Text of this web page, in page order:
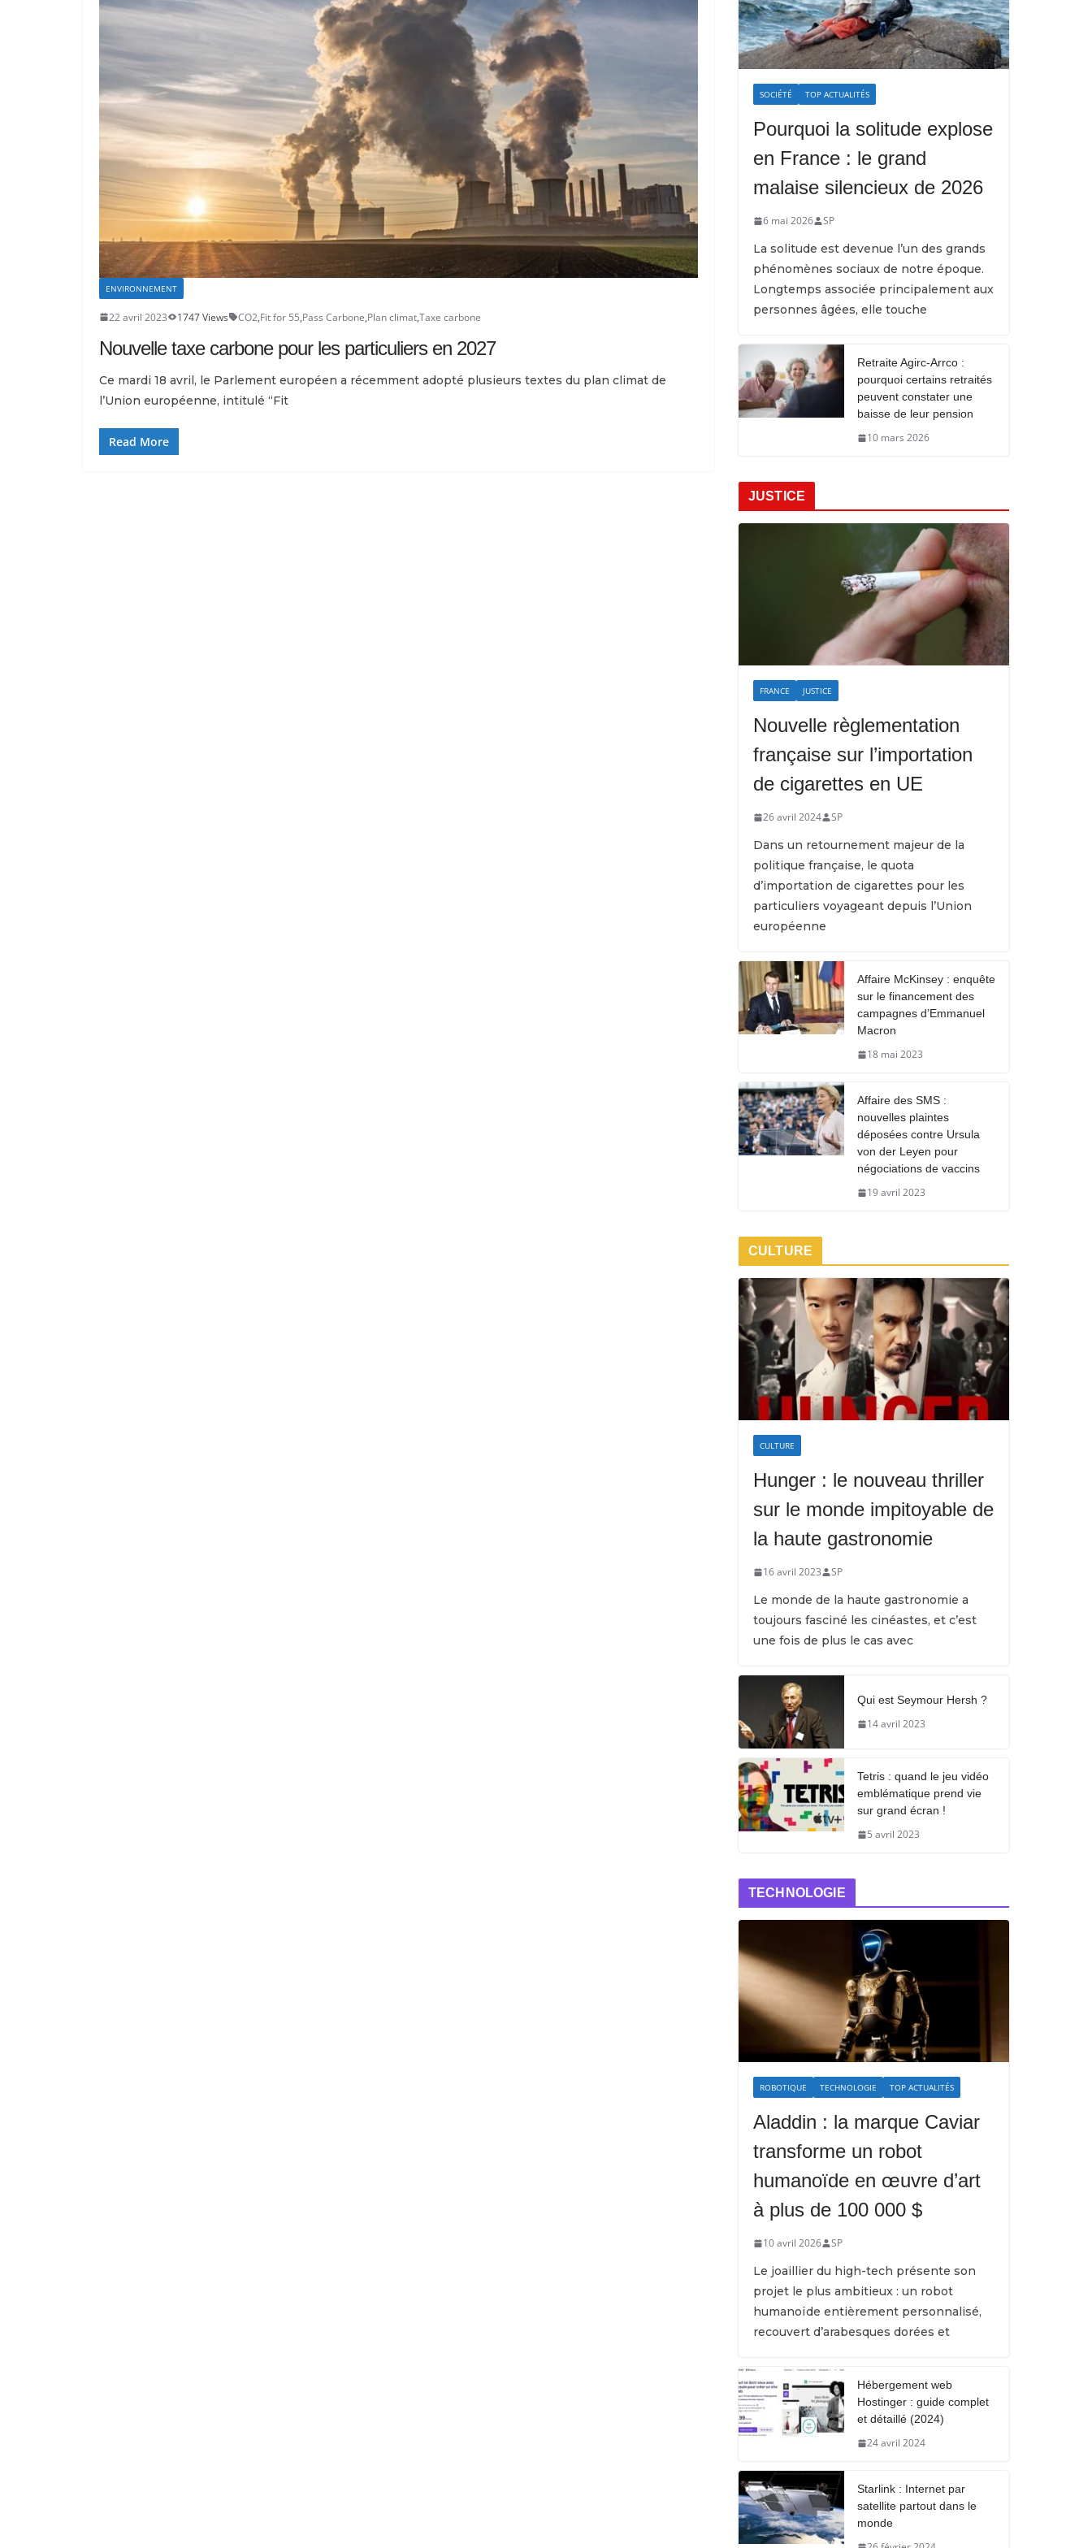
ENVIRONNEMENT
22 avril 2023 1747 Views CO2,Fit for 55,Pass Carbone,Plan climat,Taxe carbone
Nouvelle taxe carbone pour les particuliers en 2027
Ce mardi 18 avril, le Parlement européen a récemment adopté plusieurs textes du plan climat de
l’Union européenne, intitulé “Fit
Read More
SOCIÉTÉ TOP ACTUALITÉS
Pourquoi la solitude explose
en France : le grand
malaise silencieux de 2026
6 mai 2026 SP
La solitude est devenue l’un des grands
phénomènes sociaux de notre époque.
Longtemps associée principalement aux
personnes âgées, elle touche
Retraite Agirc-Arrco :
pourquoi certains retraités
peuvent constater une
baisse de leur pension
10 mars 2026
JUSTICE
FRANCE JUSTICE
Nouvelle règlementation
française sur l’importation
de cigarettes en UE
26 avril 2024 SP
Dans un retournement majeur de la
politique française, le quota
d’importation de cigarettes pour les
particuliers voyageant depuis l’Union
européenne
Affaire McKinsey : enquête
sur le financement des
campagnes d’Emmanuel
Macron
18 mai 2023
Affaire des SMS :
nouvelles plaintes
déposées contre Ursula
von der Leyen pour
négociations de vaccins
19 avril 2023
CULTURE
CULTURE
Hunger : le nouveau thriller
sur le monde impitoyable de
la haute gastronomie
16 avril 2023 SP
Le monde de la haute gastronomie a
toujours fasciné les cinéastes, et c’est
une fois de plus le cas avec
Qui est Seymour Hersh ?
14 avril 2023
Tetris : quand le jeu vidéo
emblématique prend vie
sur grand écran !
5 avril 2023
TECHNOLOGIE
ROBOTIQUE TECHNOLOGIE TOP ACTUALITÉS
Aladdin : la marque Caviar
transforme un robot
humanoïde en œuvre d’art
à plus de 100 000 $
10 avril 2026 SP
Le joaillier du high-tech présente son
projet le plus ambitieux : un robot
humanoïde entièrement personnalisé,
recouvert d’arabesques dorées et
Hébergement web
Hostinger : guide complet
et détaillé (2024)
24 avril 2024
Starlink : Internet par
satellite partout dans le
monde